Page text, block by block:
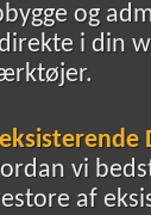
og
i din
vi
af